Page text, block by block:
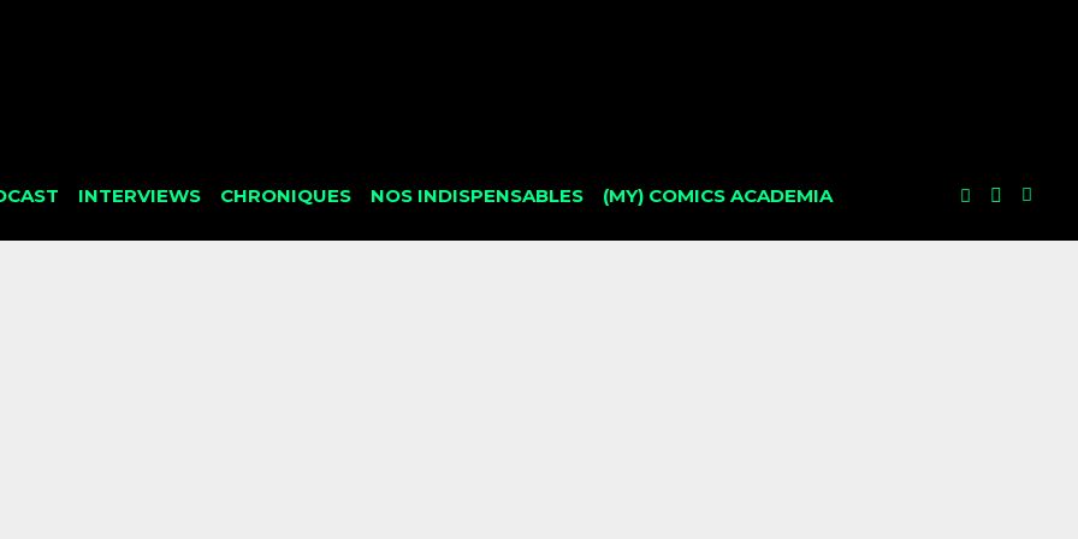
INTERVIEWS CHRONIQUES NOS INDISPENSABLES (MY) COMICS ACADEMIA